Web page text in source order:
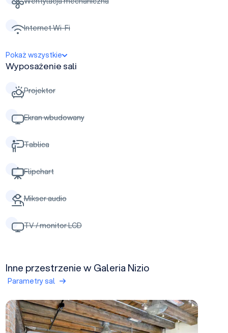
Internet Wi-Fi
Pokaż wszystkie
Wyposażenie sali
Projektor
Ekran wbudowany
Tablica
Flipchart
Mikser audio
TV / monitor LCD
Inne przestrzenie w Galeria Nizio
Parametry sal
Galeria